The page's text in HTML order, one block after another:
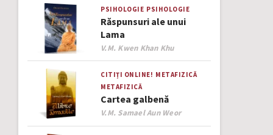
PSIHOLOGIE PSIHOLOGIE
Răspunsuri ale unui
Lama
Author
V.M. Kwen Khan Khu
CITIȚI ONLINE! METAFIZICĂ
METAFIZICĂ
Cartea galbenă
Author
V.M. Samael Aun Weor